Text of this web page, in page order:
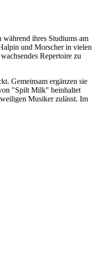
ihres Studiums am
und Morscher in vielen
Repertoire zu
Gemeinsam ergänzen sie
"Spilt Milk" beinhaltet
Musiker zulässt. Im